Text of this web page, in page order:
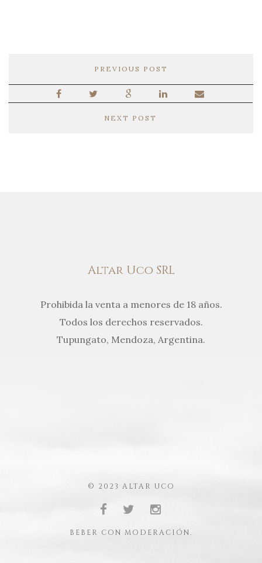
PREVIOUS POST
NEXT POST
Altar Uco SRL
Prohibida la venta a menores de 18 años.
Todos los derechos reservados.
Tupungato, Mendoza, Argentina.
© 2023 ALTAR UCO
BEBER CON MODERACIÓN.